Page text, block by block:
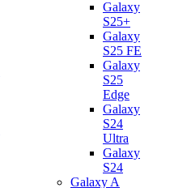
Galaxy
S25+
Galaxy
S25 FE
Galaxy
S25
Edge
Galaxy
S24
Ultra
Galaxy
S24
Galaxy A